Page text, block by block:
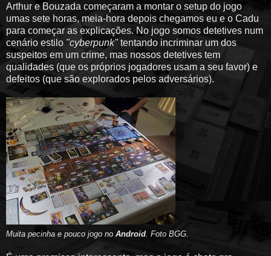
Arthur e Bouzada começaram a montar o setup do jogo
umas sete horas, meia-hora depois chegamos eu e o Cadu
para começar as explicações. No jogo somos detetives num
cenário estilo "cyberpunk"tentando incriminar um dos
suspeitos em um crime, mas nossos detetives tem
qualidades (que os próprios jogadores usam a seu favor) e
defeitos (que são explorados pelos adversários).
Muita pecinha e pouco jogo no Android . Foto BGG.